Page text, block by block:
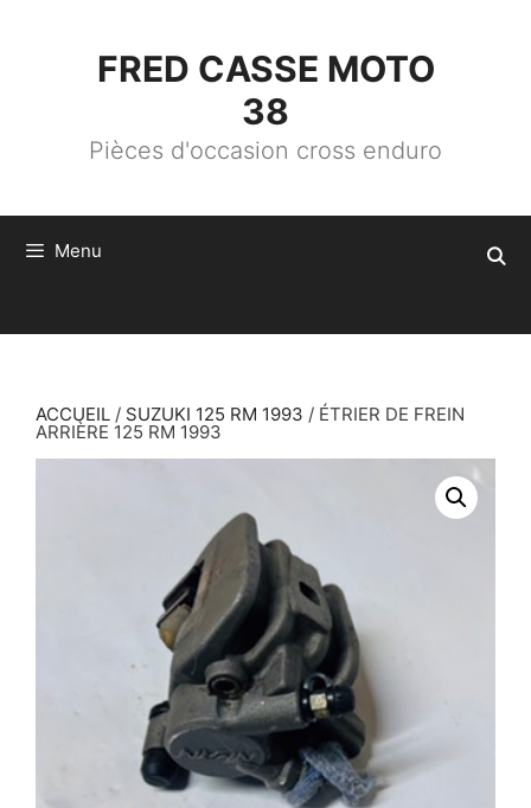
FRED CASSE MOTO
38
Pièces d'occasion cross enduro
Menu
ACCUEIL / SUZUKI 125 RM 1993 / ÉTRIER DE FREIN
ARRIÈRE 125 RM 1993